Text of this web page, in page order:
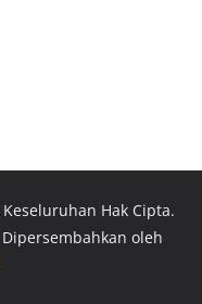
Hak Cipta.
oleh